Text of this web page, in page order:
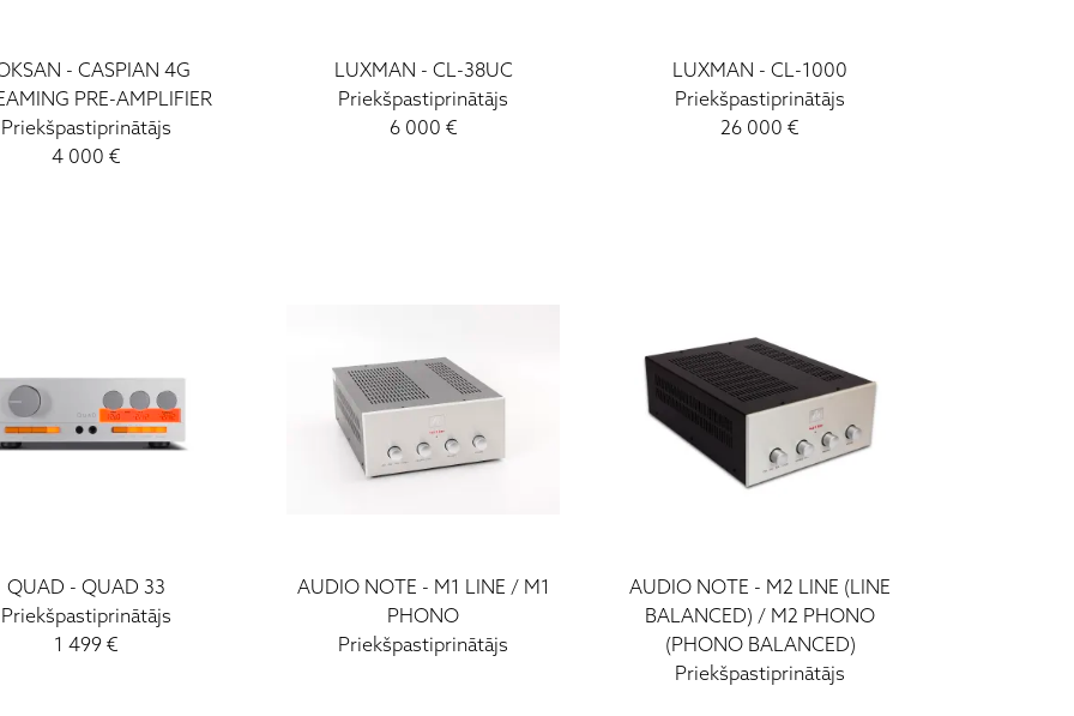
- CASPIAN 4G
PRE-AMPLIFIER
Priekšpastiprinātājs
4 000 €
LUXMAN - CL-38UC
Priekšpastiprinātājs
6 000 €
LUXMAN -CL-1000
Priekšpastiprinātājs
26 000 €
QUAD -QUAD 33
Priekšpastiprinātājs
1 499 €
AUDIO NOTE - M1 LINE / M1
PHONO
Priekšpastiprinātājs
AUDIO NOTE - M2 LINE (LINE
BALANCED) / M2 PHONO
(PHONO BALANCED)
Priekšpastiprinātājs